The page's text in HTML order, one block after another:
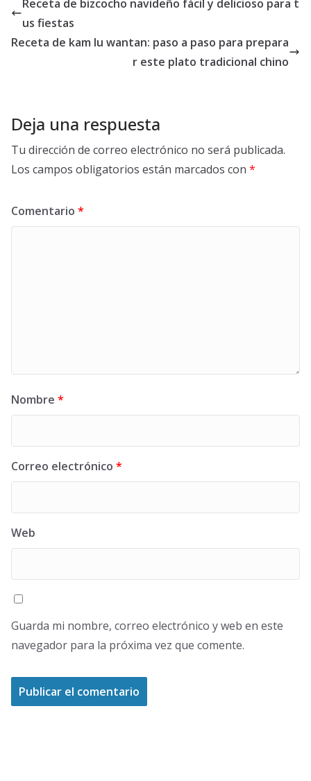
Receta de bizcocho navideño fácil y delicioso para t
us fiestas
Receta de kam lu wantan: paso a paso para prepara
r este plato tradicional chino
Deja una respuesta
Tu dirección de correo electrónico no será publicada.
Los campos obligatorios están marcados con *
Comentario *
Nombre *
Correo electrónico *
Web
Guarda mi nombre, correo electrónico y web en este
navegador para la próxima vez que comente.